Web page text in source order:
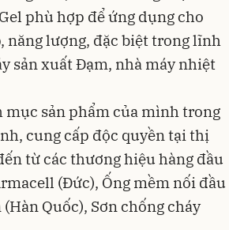
phù hợp để ứng dụng cho
năng lượng, đặc biệt trong lĩnh
sản xuất Đạm, nhà máy nhiệt
mục sản phẩm của mình trong
cung cấp độc quyền tại thị
từ các thương hiệu hàng đầu
(Đức), Ống mềm nối đầu
Quốc), Sơn chống cháy